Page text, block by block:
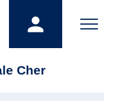
Cher